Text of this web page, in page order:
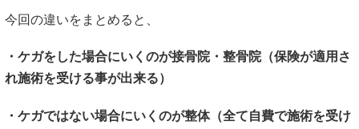
今回の違いをまとめると、
・ケガをした場合にいくのが接骨院・整骨院（保険が適用さ
れ施術を受ける事が出来る）
・ケガではない場合にいくのが整体（全て自費で施術を受け